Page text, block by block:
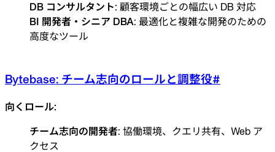
DB コンサルタント: 顧客環境ごとの幅広い DB 対応
BI 開発者・シニア DBA: 最適化と複雑な開発のための
高度なツール
Bytebase: チーム志向のロールと調整役#
向くロール:
チーム志向の開発者: 協働環境、クエリ共有、Web ア
クセス